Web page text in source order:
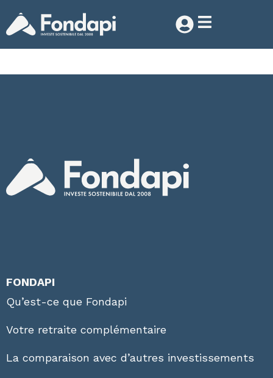
FONDAPI
Qu’est-ce que Fondapi
Votre retraite complémentaire
La comparaison avec d’autres investissements